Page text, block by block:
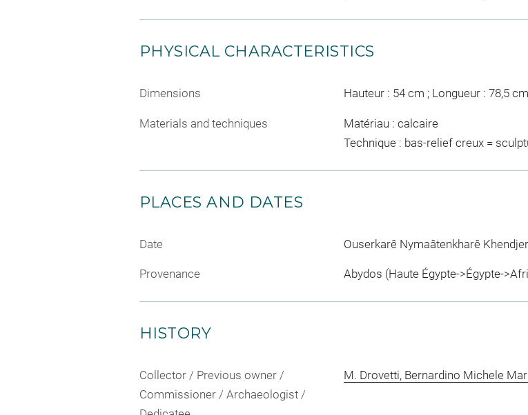
PHYSICAL CHARACTERISTICS
Dimensions Hauteur : 54 cm ; Longueur : 78,5
Materials and techniques
Matériau : calcaire
Technique : bas-relief creux =
PLACES AND DATES
Date Ouserkarê Nymaâtenkharê
Provenance Abydos (Haute Égypte->Égypte-
HISTORY
Collector / Previous owner /
Commissioner / Archaeologist /
M. Drovetti, Bernardino Michele